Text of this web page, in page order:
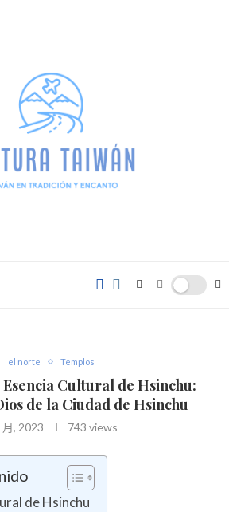
el norte Templos
Cultural de Hsinchu:
de la Ciudad de Hsinchu
月, 2023 743 views
de Hsinchu